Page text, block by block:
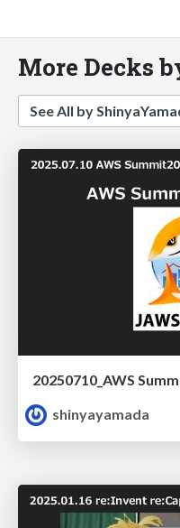
More Decks
See All by
20250710_AWS
shinyayamada